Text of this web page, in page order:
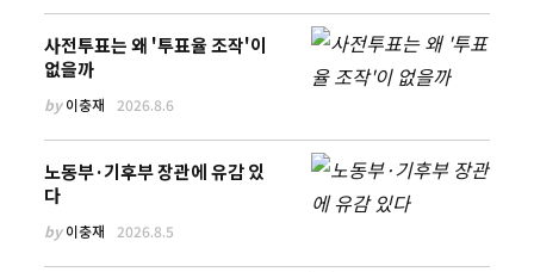
사전투표는 왜 '투표율 조작'이
없을까
by이충재 2026.8.6
노동부·기후부 장관에 유감 있
다
by이충재 2026.8.5